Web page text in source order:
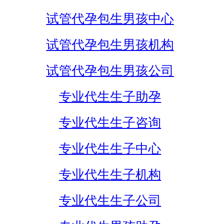
试管代孕包生男孩中心
试管代孕包生男孩机构
试管代孕包生男孩公司
专业代生生子助孕
专业代生生子咨询
专业代生生子中心
专业代生生子机构
专业代生生子公司